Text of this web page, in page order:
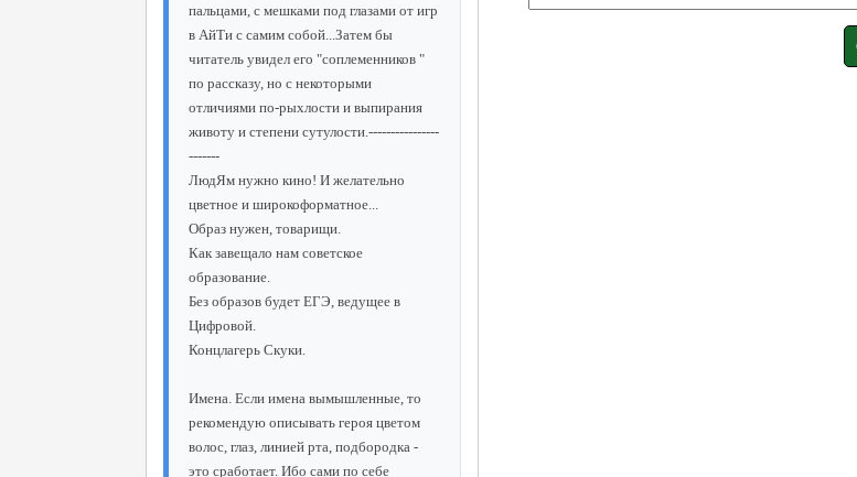
пальцами, с мешками под глазами от игр
в АйТи с самим собой...Затем бы
читатель увидел его "соплеменников "
по рассказу, но с некоторыми
отличиями по-рыхлости и выпирания
животу и степени сутулости.----------------
-------
ЛюдЯм нужно кино! И желательно
цветное и широкоформатное...
Образ нужен, товарищи.
Как завещало нам советское
образование.
Без образов будет ЕГЭ, ведущее в
Цифровой.
Концлагерь Скуки.
Имена. Если имена вымышленные, то
рекомендую описывать героя цветом
волос, глаз, линией рта, подбородка -
это сработает. Ибо сами по себе